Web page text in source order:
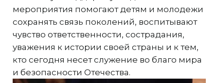
мероприятия помогают детям и молодежи
сохранять связь поколений, воспитывают
чувство ответственности, сострадания,
уважения к истории своей страны и к тем,
кто сегодня несет служение во благо мира
и безопасности Отечества.